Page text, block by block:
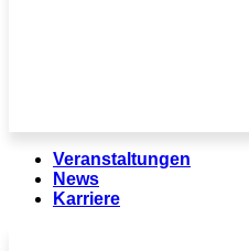
Veranstaltungen
News
Karriere